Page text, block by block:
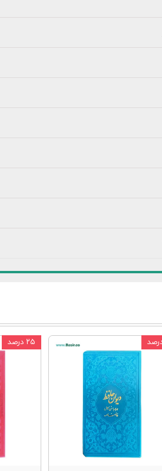
۲۵ درصد